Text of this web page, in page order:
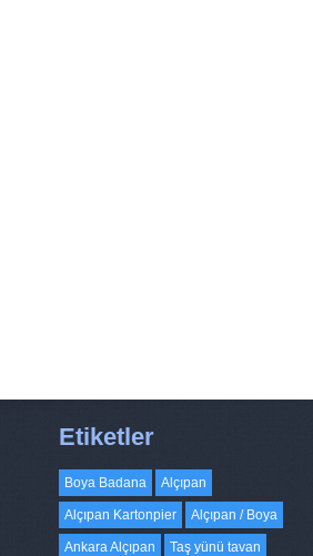
Etiketler
Boya Badana Alçıpan
Alçıpan Kartonpier Alçıpan / Boya
Ankara Alçıpan Taş yünü tavan